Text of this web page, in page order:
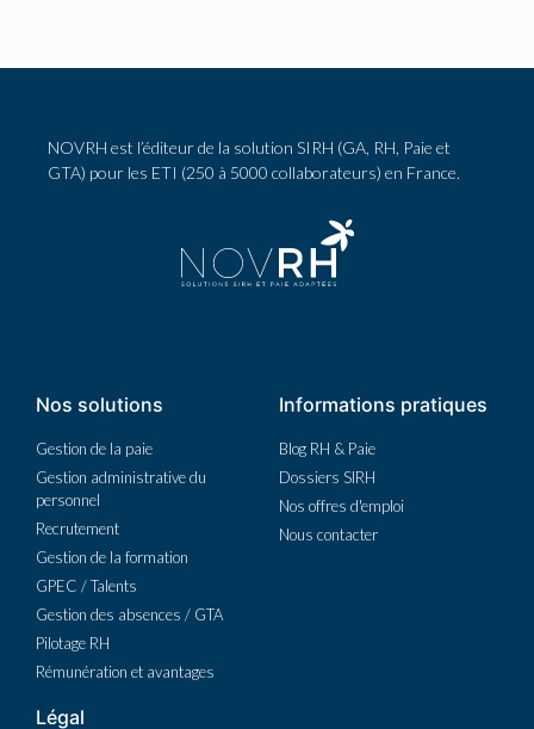
NOVRH est l’éditeur de la solution SIRH (GA, RH, Paie et
GTA) pour les ETI (250 à 5000 collaborateurs) en France.
Nos solutions
Gestion de la paie
Gestion administrative du
personnel
Recrutement
Gestion de la formation
GPEC / Talents
Gestion des absences / GTA
Pilotage RH
Rémunération et avantages
Informations pratiques
Blog RH & Paie
Dossiers SIRH
Nos offres d'emploi
Nous contacter
Légal